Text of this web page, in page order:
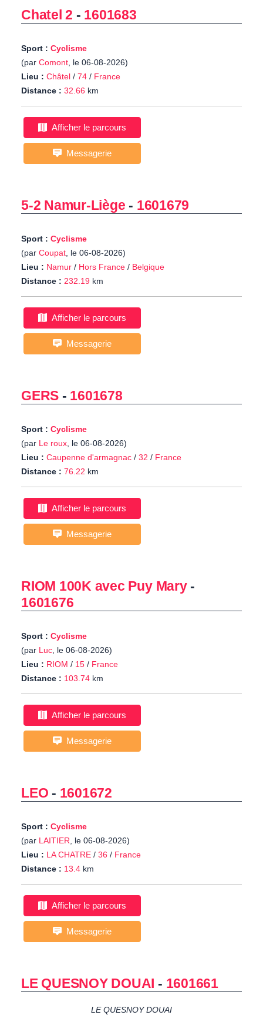
Chatel 2 - 1601683
Sport : Cyclisme
(par Comont, le 06-08-2026)
Lieu : Châtel / 74 / France
Distance : 32.66 km
Afficher le parcours
Messagerie
5-2 Namur-Liège - 1601679
Sport : Cyclisme
(par Coupat, le 06-08-2026)
Lieu : Namur / Hors France / Belgique
Distance : 232.19 km
Afficher le parcours
Messagerie
GERS - 1601678
Sport : Cyclisme
(par Le roux, le 06-08-2026)
Lieu : Caupenne d'armagnac / 32 / France
Distance : 76.22 km
Afficher le parcours
Messagerie
RIOM 100K avec Puy Mary-
1601676
Sport : Cyclisme
(par Luc, le 06-08-2026)
Lieu : RIOM / 15 / France
Distance : 103.74 km
Afficher le parcours
Messagerie
LEO - 1601672
Sport : Cyclisme
(par LAITIER, le 06-08-2026)
Lieu : LA CHATRE / 36 / France
Distance : 13.4 km
Afficher le parcours
Messagerie
LE QUESNOY DOUAI - 1601661
LE QUESNOY DOUAI